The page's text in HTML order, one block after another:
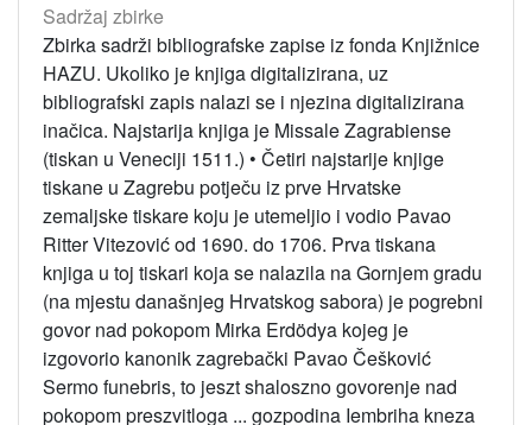
Sadržaj zbirke
Zbirka sadrži bibliografske zapise iz fonda Knjižnice
HAZU. Ukoliko je knjiga digitalizirana, uz
bibliografski zapis nalazi se i njezina digitalizirana
inačica. Najstarija knjiga je Missale Zagrabiense
(tiskan u Veneciji 1511.) • Četiri najstarije knjige
tiskane u Zagrebu potječu iz prve Hrvatske
zemaljske tiskare koju je utemeljio i vodio Pavao
Ritter Vitezović od 1690. do 1706. Prva tiskana
knjiga u toj tiskari koja se nalazila na Gornjem gradu
(na mjestu današnjeg Hrvatskog sabora) je pogrebni
govor nad pokopom Mirka Erdödya kojeg je
izgovorio kanonik zagrebački Pavao Češković
Sermo funebris, to jeszt shaloszno govorenje nad
pokopom preszvitloga ... gozpodina Iembriha kneza